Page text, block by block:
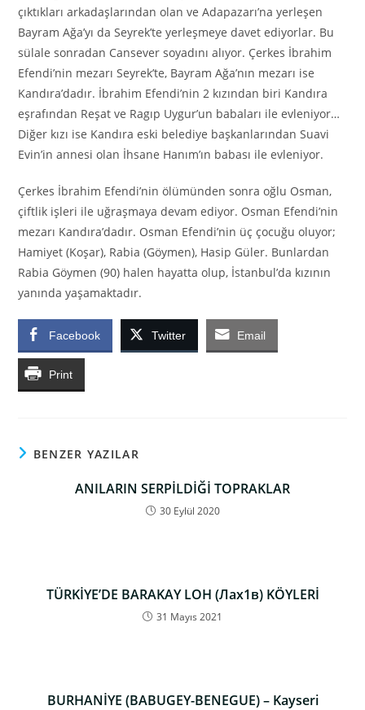
çıktıkları arkadaşlarından olan ve Adapazarı’na yerleşen
Bayram Ağa’yı da Seyrek’te yerleşmeye davet ediyorlar. Bu
sülale sonradan Cansever soyadını alıyor. Çerkes İbrahim
Efendi’nin mezarı Seyrek’te, Bayram Ağa’nın mezarı ise
Kandıra’dadır. İbrahim Efendi’nin 2 kızından biri Kandıra
eşrafından Reşat ve Ragıp Uygur’un babaları ile evleniyor…
Diğer kızı ise Kandıra eski belediye başkanlarından Suavi
Evin’in annesi olan İhsane Hanım’ın babası ile evleniyor.
Çerkes İbrahim Efendi’nin ölümünden sonra oğlu Osman,
çiftlik işleri ile uğraşmaya devam ediyor. Osman Efendi’nin
mezarı Kandıra’dadır. Osman Efendi’nin üç çocuğu oluyor;
Hamiyet (Koşar), Rabia (Göymen), Hasip Güler. Bunlardan
Rabia Göymen (90) halen hayatta olup, İstanbul’da kızının
yanında yaşamaktadır.
Facebook Twitter Email
Print
BENZER YAZILAR
ANILARIN SERPİLDİĞİ TOPRAKLAR
30 Eylül 2020
TÜRKİYE’DE BARAKAY LOH (Лах1в) KÖYLERİ
31 Mayıs 2021
BURHANİYE (BABUGEY-BENEGUE) – Kayseri